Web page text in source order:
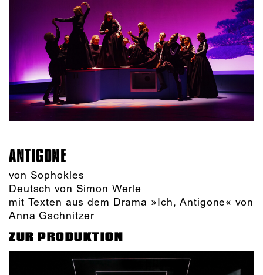
ANTIGONE
von Sophokles
Deutsch von Simon Werle
mit Texten aus dem Drama »Ich, Antigone« von
Anna Gschnitzer
ZUR PRODUKTION